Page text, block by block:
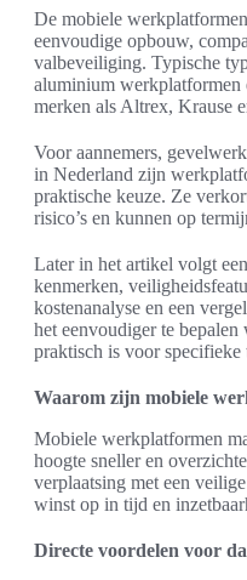
De mobiele
eenvoudige opbouw,
valbeveiliging. Typische
aluminium werkplatformen
merken als Altrex, Krause
Voor aannemers,
in Nederland zijn
praktische keuze. Ze
risico’s en kunnen op
Later in het artikel volgt
kenmerken,
kostenanalyse en een
het eenvoudiger te
praktisch is voor specifieke
Waarom zijn mobiele
Mobiele werkplatformen
hoogte sneller en
verplaatsing met een
winst op in tijd en
Directe voordelen voor